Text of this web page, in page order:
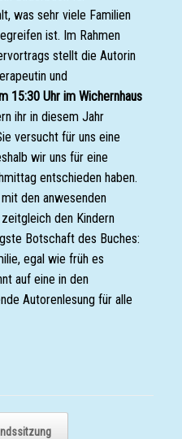
was sehr viele Familien
ist. Im Rahmen
stellt die Autorin
und
15:30 Uhr im Wichernhaus
ihr in diesem Jahr
versucht für uns eine
wir uns für eine
entschieden haben.
den anwesenden
den Kindern
Botschaft des Buches:
egal wie früh es
auf eine in den
Autorenlesung für alle